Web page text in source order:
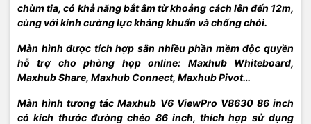
chùm tia, có khả năng bắt âm từ khoảng cách lên đến 12m,
cùng với kính cường lực kháng khuẩn và chống chói.
Màn hình được tích hợp sẵn nhiều phần mềm độc quyền
hỗ trợ cho phòng họp online: Maxhub Whiteboard,
Maxhub Share, Maxhub Connect, Maxhub Pivot…
Màn hình tương tác Maxhub V6 ViewPro V8630 86 inch
có kích thước đường chéo 86 inch, thích hợp sử dụng